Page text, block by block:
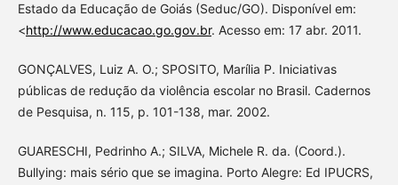
Estado da Educação de Goiás (Seduc/GO). Disponível em:
<http://www.educacao.go.gov.br. Acesso em: 17 abr. 2011.
GONÇALVES, Luiz A. O.; SPOSITO, Marília P. Iniciativas
públicas de redução da violência escolar no Brasil. Cadernos
de Pesquisa, n. 115, p. 101-138, mar. 2002.
GUARESCHI, Pedrinho A.; SILVA, Michele R. da. (Coord.).
Bullying: mais sério que se imagina. Porto Alegre: Ed IPUCRS,